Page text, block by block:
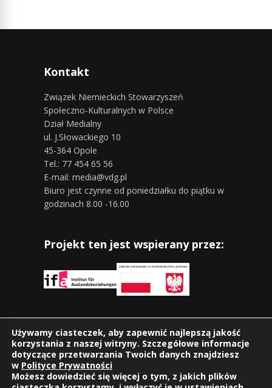
Kontakt
Związek Niemieckich Stowarzyszeń
Społeczno-Kulturalnych w Polsce
Dział Medialny
ul. J.Słowackiego 10
45-364 Opole
Tel.: 77 454 65 56
E-mail: media@vdg.pl
Biuro jest czynne od poniedziałku do piątku w
godzinach 8.00 -16.00
Projekt ten jest wspierany przez:
Znajdziesz nas również na:
Używamy ciasteczek, aby zapewnić najlepszą jakość
korzystania z naszej witryny. Szczegółowe informacje
dotyczące przetwarzania Twoich danych znajdziesz
w Polityce Prywatności
Możesz dowiedzieć się więcej o tym, z jakich plików